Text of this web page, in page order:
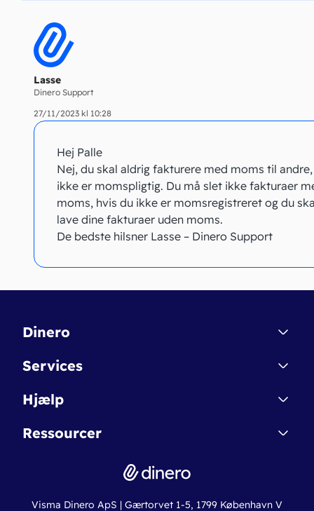
Lasse
Dinero Support
27/11/2023 kl 10:28
Hej Palle
Nej, du skal aldrig fakturere med moms til
ikke er momspligtig. Du må slet ikke fakturaer
moms, hvis du ikke er momsregistreret og du
lave dine fakturaer uden moms.
De bedste hilsner Lasse – Dinero Support
Dinero
Kontakt
Betingelser & Sikkerhed
Services
Dinero Starter
Dinero Pro
Erhvervslån
Hjælp
Ressourcer
Ny virksomhed
Visma Dinero ApS | Gærtorvet 1-5, 1799 København V